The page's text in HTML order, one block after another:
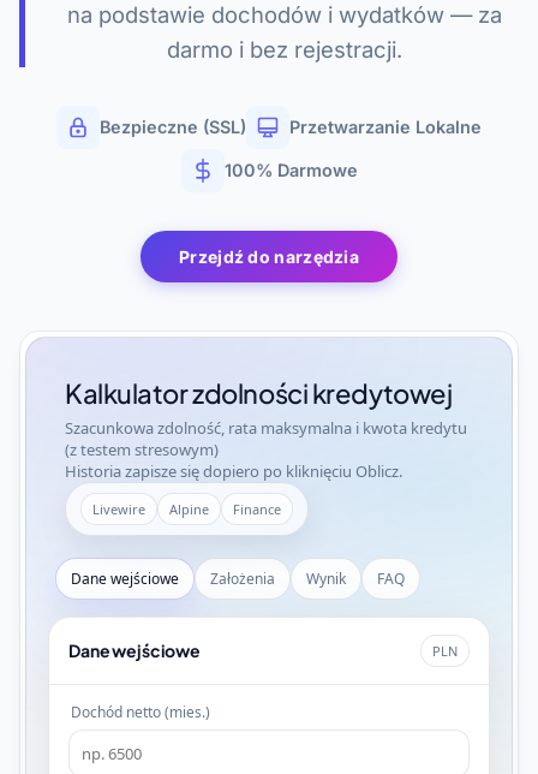
na podstawie dochodów i wydatków — za
darmo i bez rejestracji.
Bezpieczne (SSL) Przetwarzanie Lokalne
100% Darmowe
Przejdź do narzędzia
Kalkulator zdolności kredytowej
Szacunkowa zdolność, rata maksymalna i kwota kredytu
(z testem stresowym)
Historia zapisze się dopiero po kliknięciu Oblicz.
Livewire Alpine Finance
Dane wejściowe Założenia Wynik FAQ
Dane wejściowe PLN
Dochód netto (mies.)